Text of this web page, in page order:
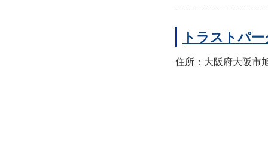
トラストパ
住所：大阪府大阪市